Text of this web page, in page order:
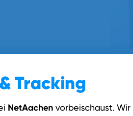
Tracking
NetAachen vorbeischaust.
Infrastruktur.